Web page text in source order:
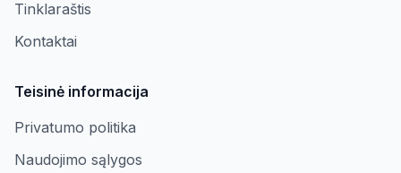
Tinklaraštis
Kontaktai
Teisinė informacija
Privatumo politika
Naudojimo sąlygos